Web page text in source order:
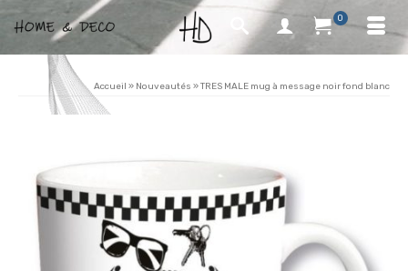
0
Accueil » Nouveautés »TRES MALE mug à message noir fond blanc